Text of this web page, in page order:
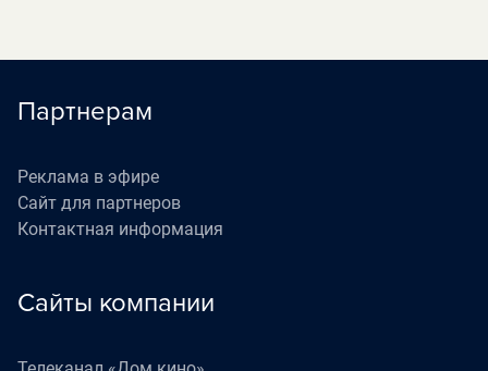
Партнерам
Реклама в эфире
Сайт для партнеров
Контактная информация
Сайты компании